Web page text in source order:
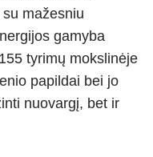
mažesniu
gamyba
tyrimų mokslinėje
papildai bei jo
nuovargį, bet ir